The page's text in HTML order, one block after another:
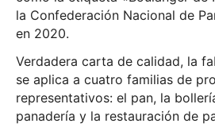
la Confederación Nacional de
en 2020.
Verdadera carta de calidad, la
se aplica a cuatro familias de
representativos: el pan, la
panadería y la restauración de